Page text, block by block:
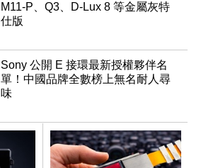
M11-P、Q3、D-Lux 8 等金屬灰特
仕版
Sony 公開 E 接環最新授權夥伴名
單！中國品牌全數榜上無名耐人尋
味